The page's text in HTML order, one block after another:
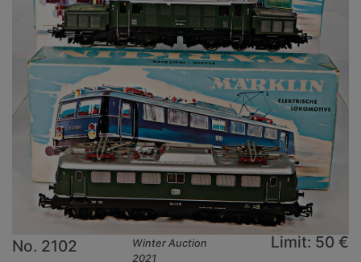
No. 2102
Winter Auction
2021
Limit: 50 €